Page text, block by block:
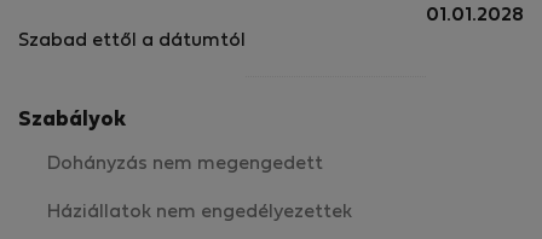
Szabad ettől a dátumtól
01.01.2028
Szabályok
Dohányzás nem megengedett
Háziállatok nem engedélyezettek